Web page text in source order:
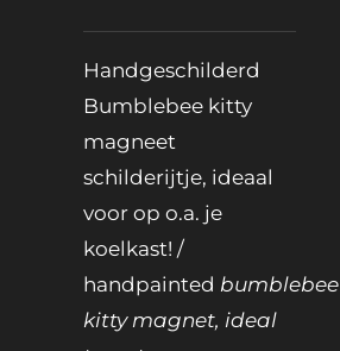
Handgeschilderd
Bumblebee kitty
magneet
schilderijtje, ideaal
voor op o.a. je
koelkast! /
handpainted bumblebee
kitty magnet, ideal